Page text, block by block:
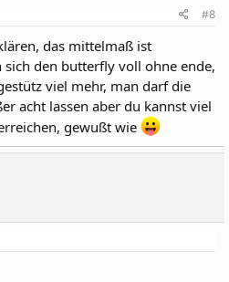
#8
das mittelmaß ist
den butterfly voll ohne ende,
viel mehr, man darf die
acht lassen aber du kannst viel
gewußt wie